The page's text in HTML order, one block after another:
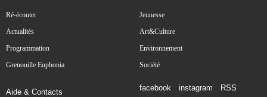
Ré-écouter
Actualités
Programmation
Grenouille Euphonia
Jeunesse
Art&Culture
Environnement
Société
Aide & Contacts facebook instagram RSS